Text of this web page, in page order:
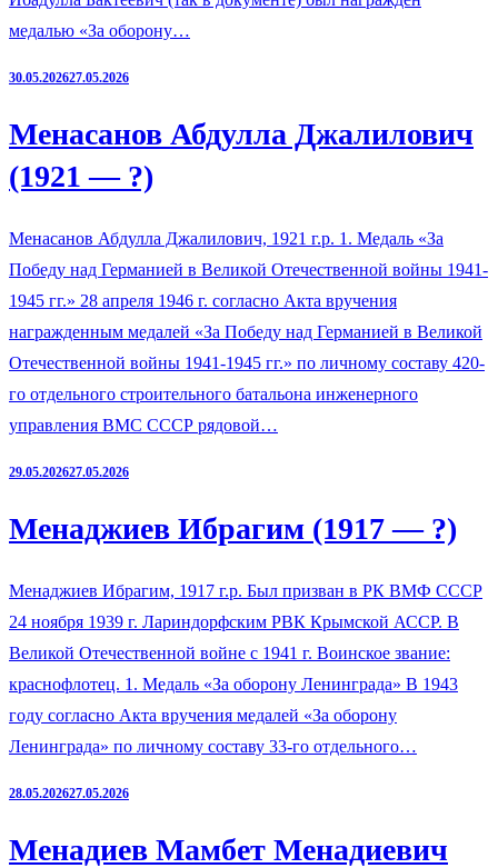
медалью «За оборону…
30.05.202627.05.2026
Менасанов Абдулла Джалилович
(1921 — ?)
Менасанов Абдулла Джалилович, 1921 г.р. 1. Медаль «За
Победу над Германией в Великой Отечественной войны 1941-
1945 гг.» 28 апреля 1946 г. согласно Акта вручения
награжденным медалей «За Победу над Германией в Великой
Отечественной войны 1941-1945 гг.» по личному составу 420-
го отдельного строительного батальона инженерного
управления ВМС СССР рядовой…
29.05.202627.05.2026
Менаджиев Ибрагим (1917 — ?)
Менаджиев Ибрагим, 1917 г.р. Был призван в РК ВМФ СССР
24 ноября 1939 г. Лариндорфским РВК Крымской АССР. В
Великой Отечественной войне с 1941 г. Воинское звание:
краснофлотец. 1. Медаль «За оборону Ленинграда» В 1943
году согласно Акта вручения медалей «За оборону
Ленинграда» по личному составу 33-го отдельного…
28.05.202627.05.2026
Менадиев Мамбет Менадиевич